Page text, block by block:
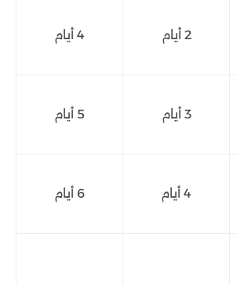
2 أيام 4 أيام
3 أيام 5 أيام
4 أيام 6 أيام